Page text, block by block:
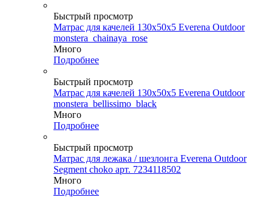
Быстрый просмотр
Матрас для качелей 130х50х5 Everena Outdoor
monstera_chainaya_rose
Много
Подробнее
Быстрый просмотр
Матрас для качелей 130х50х5 Everena Outdoor
monstera_bellissimo_black
Много
Подробнее
Быстрый просмотр
Матрас для лежака / шезлонга Everena Outdoor
Segment choko арт. 7234118502
Много
Подробнее